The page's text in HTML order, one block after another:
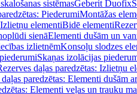
sistēmasGeberit Duofix
PiederumiMontāžas
elementiBidē elementi
sienāElementi dušām un
izlietnēmKonsoļu slodzes
Skaņas izolācijas
daļas paredzētas: Izlietņu
paredzētas: Elementi dušām
Elementi veļas un trauku